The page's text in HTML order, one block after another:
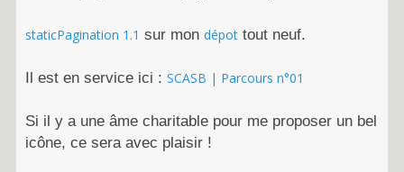
staticPagination 1.1 sur mon dépot tout neuf.
Il est en service ici : SCASB | Parcours n°01
Si il y a une âme charitable pour me proposer un bel
icône, ce sera avec plaisir !